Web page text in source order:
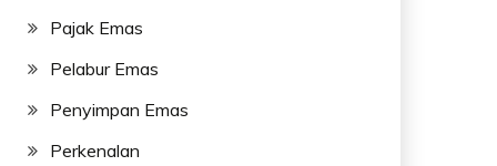
Pajak Emas
Pelabur Emas
Penyimpan Emas
Perkenalan